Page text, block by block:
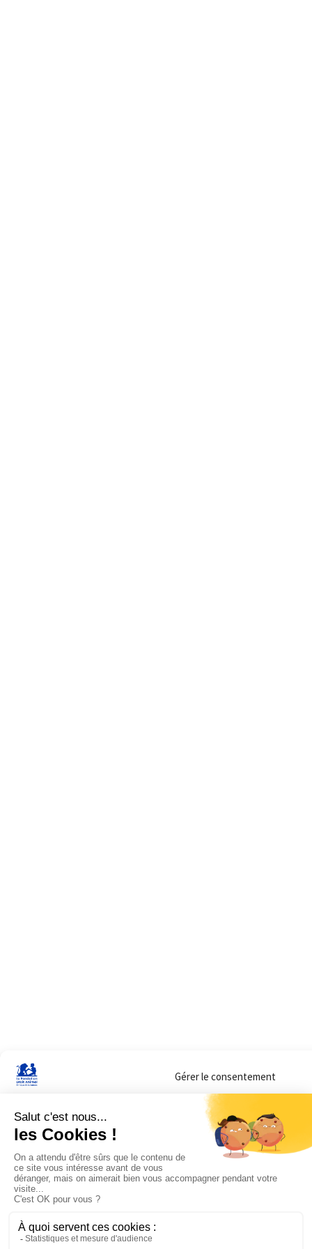
Gérer le consentement
Sur ce site, nous utilisons des cookies pour mesurer notre audience et vous
lorsque vous y consentez. Vous pouvez sélectionner ceux que vous autorisez
navigation.